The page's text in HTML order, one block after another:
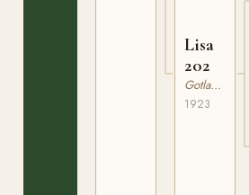
Lisa
202
Gotlandsruss
1923